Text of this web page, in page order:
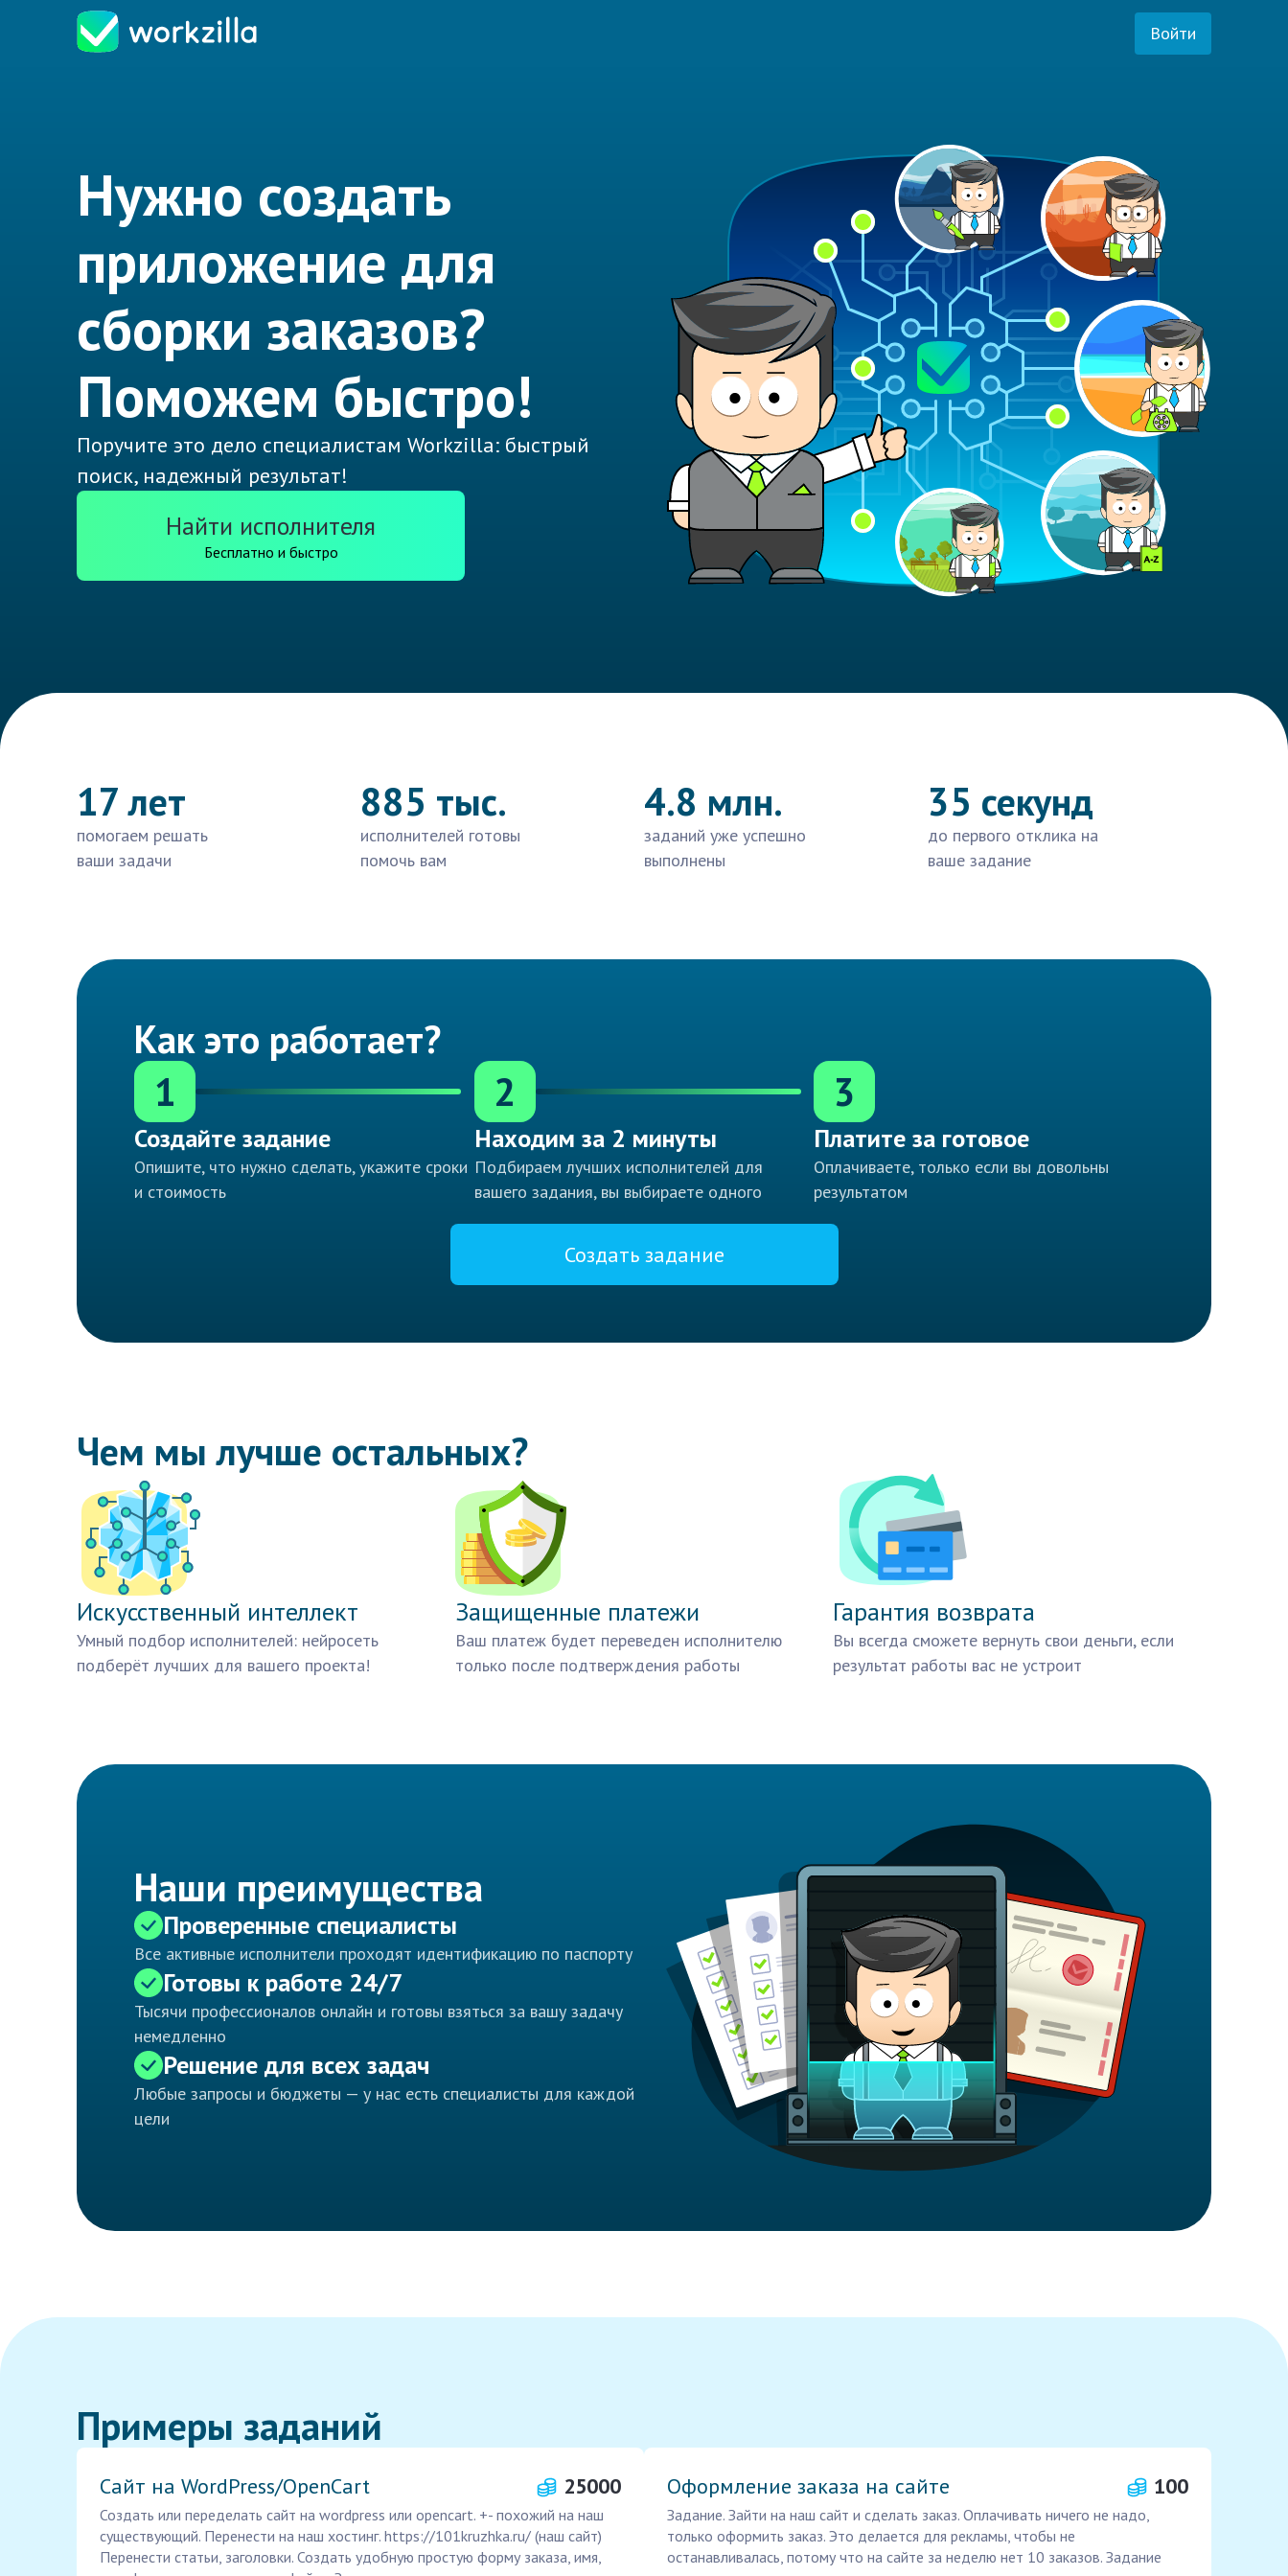
Войти
Нужно создать
приложение для
сборки заказов?
Поможем быстро!
Поручите это дело специалистам Workzilla: быстрый
поиск, надежный результат!
Найти исполнителя
Бесплатно и быстро
17 лет
помогаем решать
ваши задачи
885 тыс.
исполнителей готовы
помочь вам
4.8 млн.
заданий уже успешно
выполнены
35 секунд
до первого отклика на
ваше задание
Как это работает?
1
Создайте задание
Опишите, что нужно сделать, укажите сроки
и стоимость
2
Находим за 2 минуты
Подбираем лучших исполнителей для
вашего задания, вы выбираете одного
3
Платите за готовое
Оплачиваете, только если вы довольны
результатом
Создать задание
Чем мы лучше остальных?
Искусственный интеллект
Умный подбор исполнителей: нейросеть
подберёт лучших для вашего проекта!
Защищенные платежи
Ваш платеж будет переведен исполнителю
только после подтверждения работы
Гарантия возврата
Вы всегда сможете вернуть свои деньги, если
результат работы вас не устроит
Наши преимущества
Проверенные специалисты
Все активные исполнители проходят идентификацию по паспорту
Готовы к работе 24/7
Тысячи профессионалов онлайн и готовы взяться за вашу задачу
немедленно
Решение для всех задач
Любые запросы и бюджеты — у нас есть специалисты для каждой
цели
Примеры заданий
Сайт на WordPress/OpenCart 25000
Создать или переделать сайт на wordpress или opencart. +- похожий на наш
существующий. Перенести на наш хостинг. https://101kruzhka.ru/ (наш сайт)
Перенести статьи, заголовки. Создать удобную простую форму заказа, имя,
Оформление заказа на сайте 100
Задание. Зайти на наш сайт и сделать заказ. Оплачивать ничего не надо,
только оформить заказ. Это делается для рекламы, чтобы не
останавливалась, потому что на сайте за неделю нет 10 заказов. Задание